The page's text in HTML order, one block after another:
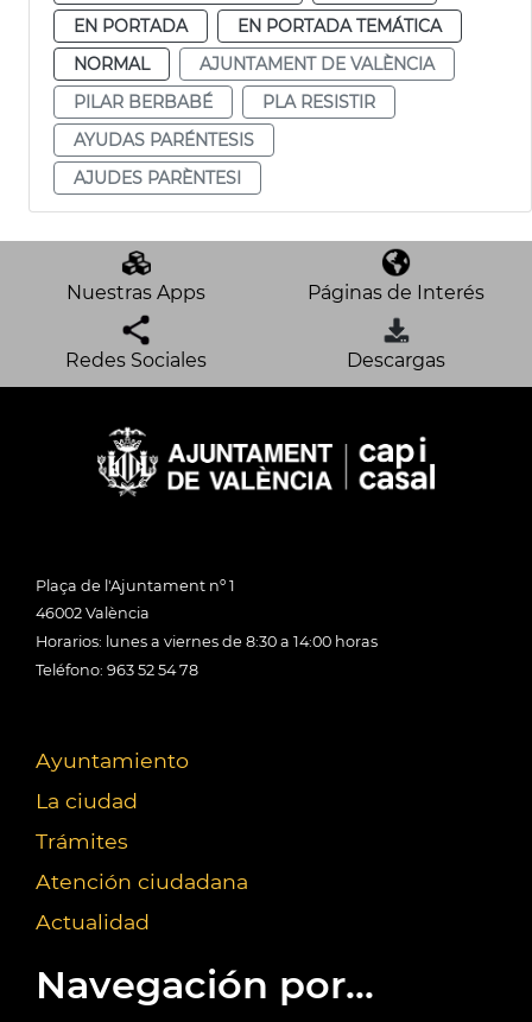
EN PORTADA
EN PORTADA TEMÁTICA
NORMAL
AJUNTAMENT DE VALÈNCIA
PILAR BERBABÉ
PLA RESISTIR
AYUDAS PARÉNTESIS
AJUDES PARÈNTESI
Nuestras Apps Páginas de Interés
Redes Sociales Descargas
Plaça de l'Ajuntament nº 1
46002 València
Horarios: lunes a viernes de 8:30 a 14:00 horas
Teléfono: 963 52 54 78
Ayuntamiento
La ciudad
Trámites
Atención ciudadana
Actualidad
Navegación por...